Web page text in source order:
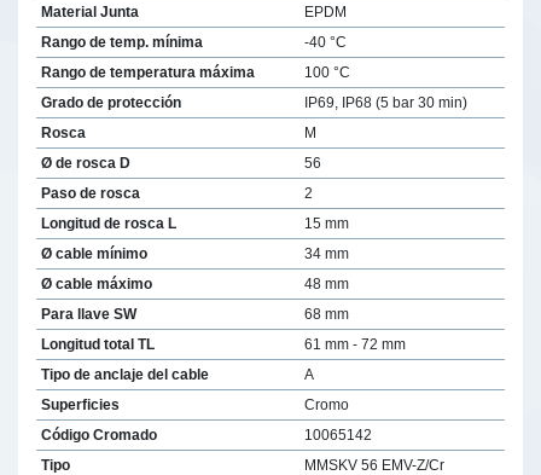
Material Junta
EPDM
Rango de temp. mínima
-40 °C
Rango de temperatura máxima
100 °C
Grado de protección
IP69, IP68 (5 bar 30 min)
Rosca
M
Ø de rosca D
56
Paso de rosca
2
Longitud de rosca L
15 mm
Ø cable mínimo
34 mm
Ø cable máximo
48 mm
Para llave SW
68 mm
Longitud total TL
61 mm - 72 mm
Tipo de anclaje del cable
A
Superficies
Cromo
Código Cromado
10065142
Tipo
MMSKV 56 EMV-Z/Cr